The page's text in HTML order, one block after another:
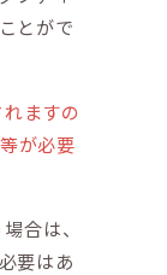
とがで
ますの
が必要
合は、
要はあ